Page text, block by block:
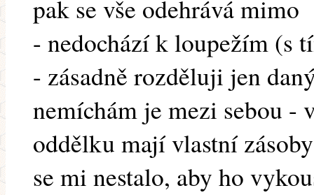
pak se vše odehrává mimo
- nedochází k loupežím (s
- zásadně rozděluji jen
nemíchám je mezi sebou -
oddělku mají vlastní
se mi nestalo, aby ho